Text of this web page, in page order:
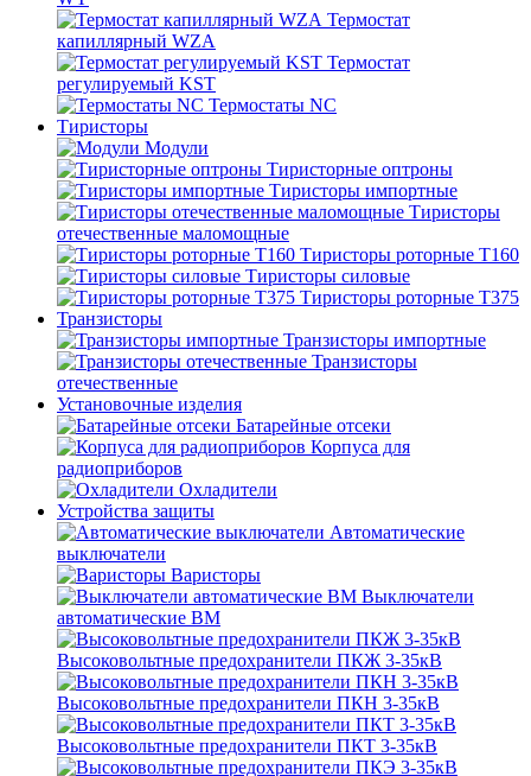
Термостат
капиллярный WZA
Термостат
регулируемый KST
Термостаты NC
Тиристоры
Модули
Тиристорные оптроны
Тиристоры импортные
Тиристоры
отечественные маломощные
Тиристоры роторные Т160
Тиристоры силовые
Тиристоры роторные Т375
Транзисторы
Транзисторы импортные
Транзисторы
отечественные
Установочные изделия
Батарейные отсеки
Корпуса для
радиоприборов
Охладители
Устройства защиты
Автоматические
выключатели
Варисторы
Выключатели
автоматические ВМ
Высоковольтные предохранители ПКЖ 3-35кВ
Высоковольтные предохранители ПКН 3-35кВ
Высоковольтные предохранители ПКТ 3-35кВ